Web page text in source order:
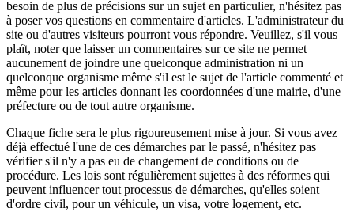
besoin de plus de précisions sur un sujet en particulier, n'hésitez pas
à poser vos questions en commentaire d'articles. L'administrateur du
site ou d'autres visiteurs pourront vous répondre. Veuillez, s'il vous
plaît, noter que laisser un commentaires sur ce site ne permet
aucunement de joindre une quelconque administration ni un
quelconque organisme même s'il est le sujet de l'article commenté et
même pour les articles donnant les coordonnées d'une mairie, d'une
préfecture ou de tout autre organisme.
Chaque fiche sera le plus rigoureusement mise à jour. Si vous avez
déjà effectué l'une de ces démarches par le passé, n'hésitez pas
vérifier s'il n'y a pas eu de changement de conditions ou de
procédure. Les lois sont régulièrement sujettes à des réformes qui
peuvent influencer tout processus de démarches, qu'elles soient
d'ordre civil, pour un véhicule, un visa, votre logement, etc.